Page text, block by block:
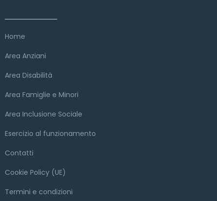
Home
Area Anziani
Area Disabilità
Area Famiglie e Minori
Area Inclusione Sociale
Esercizio al funzionamento
Contatti
Cookie Policy (UE)
Termini e condizioni